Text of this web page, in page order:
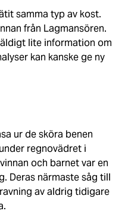
samma typ av kost.
från Lagmansören.
lite information om
kan kanske ge ny
ur de sköra benen
regnovädret i
och barnet var en
Deras närmaste såg till
av aldrig tidigare